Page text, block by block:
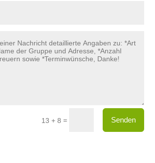
13 + 8 = Senden